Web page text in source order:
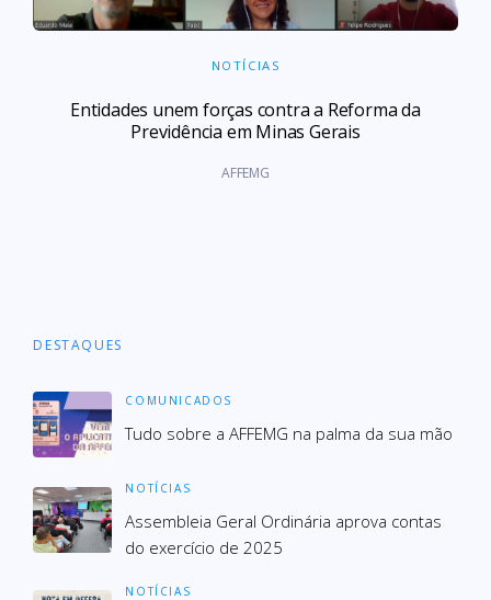
NOTÍCIAS
Entidades unem forças contra a Reforma da
Previdência em Minas Gerais
AFFEMG
DESTAQUES
COMUNICADOS
Tudo sobre a AFFEMG na palma da sua mão
NOTÍCIAS
Assembleia Geral Ordinária aprova contas
do exercício de 2025
NOTÍCIAS